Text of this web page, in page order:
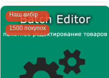
Наш вибір
1500 покупок